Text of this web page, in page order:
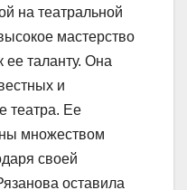
на театральной
мастерство
ее таланту. Она
и
театра. Ее
множеством
своей
оставила